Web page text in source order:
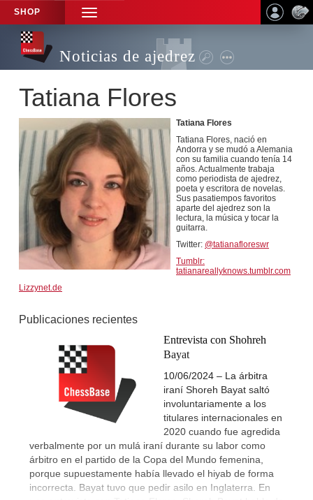
SHOP
TOGGLE
NAVIGATION
Noticias de ajedrez
Tatiana Flores
Tatiana Flores
Tatiana Flores, nació en
Andorra y se mudó a Alemania
con su familia cuando tenía 14
años. Actualmente trabaja
como periodista de ajedrez,
poeta y escritora de novelas.
Sus pasatiempos favoritos
aparte del ajedrez son la
lectura, la música y tocar la
guitarra.
Twitter: @tatianafloreswr
Tumblr:
tatianareallyknows.tumblr.com
Lizzynet.de
Publicaciones recientes
Entrevista con Shohreh
Bayat
10/06/2024 – La árbitra
iraní Shoreh Bayat saltó
involuntariamente a los
titulares internacionales en
2020 cuando fue agredida
verbalmente por un mulá iraní durante su labor como
árbitro en el partido de la Copa del Mundo femenina,
porque supuestamente había llevado el hiyab de forma
incorrecta. Bayat tuvo que pedir asilo en Inglaterra. En